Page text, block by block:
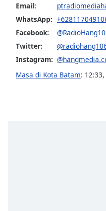
settings
dialog
subtitles
off,
Audio
Email:
WhatsApp:
Facebook:
Twitter:
Instagram:
Masa di Kota Batam: 12:33,